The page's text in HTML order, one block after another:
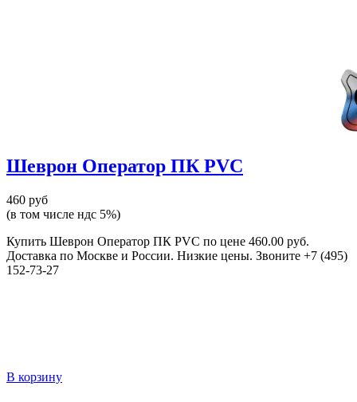
Шеврон Оператор ПК PVC
460 руб
(в том числе ндс 5%)
Купить Шеврон Оператор ПК PVC по цене 460.00 руб.
Доставка по Москве и России. Низкие цены. Звоните +7 (495)
152-73-27
В корзину